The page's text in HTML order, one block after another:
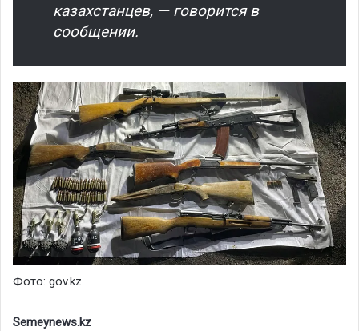
казахстанцев, — говорится в
сообщении.
Фото: gov.kz
Semeynews.kz